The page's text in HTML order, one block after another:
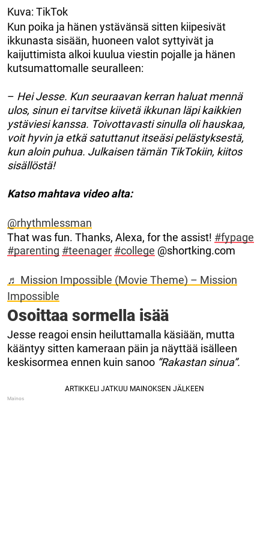
Kuva: TikTok
Kun poika ja hänen ystävänsä sitten kiipesivät
ikkunasta sisään, huoneen valot syttyivät ja
kaijuttimista alkoi kuulua viestin pojalle ja hänen
kutsumattomalle seuralleen:
– Hei Jesse. Kun seuraavan kerran haluat mennä
ulos, sinun ei tarvitse kiivetä ikkunan läpi kaikkien
ystäviesi kanssa. Toivottavasti sinulla oli hauskaa,
voit hyvin ja etkä satuttanut itseäsi pelästyksestä,
kun aloin puhua. Julkaisen tämän TikTokiin, kiitos
sisällöstä!
Katso mahtava video alta:
@rhythmlessman
That was fun. Thanks, Alexa, for the assist! #fypage
#parenting #teenager #college @shortking.com
♬ Mission Impossible (Movie Theme) – Mission
Impossible
Osoittaa sormella isää
Jesse reagoi ensin heiluttamalla käsiään, mutta
kääntyy sitten kameraan päin ja näyttää isälleen
keskisormea ennen kuin sanoo ”Rakastan sinua”.